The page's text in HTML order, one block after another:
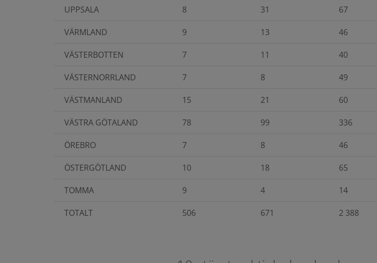
UPPSALA 8 31 67
VÄRMLAND 9 13 46
VÄSTERBOTTEN 7 11 40
VÄSTERNORRLAND 7 8 49
VÄSTMANLAND 15 21 60
VÄSTRA GÖTALAND 78 99 336
ÖREBRO 7 8 46
ÖSTERGÖTLAND 10 18 65
TOMMA 9 4 14
TOTALT 506 671 2 388